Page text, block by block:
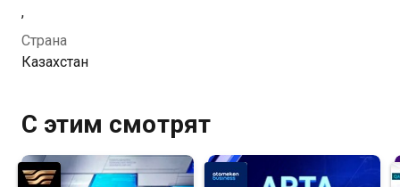
,
Страна
Казахстан
С этим смотрят